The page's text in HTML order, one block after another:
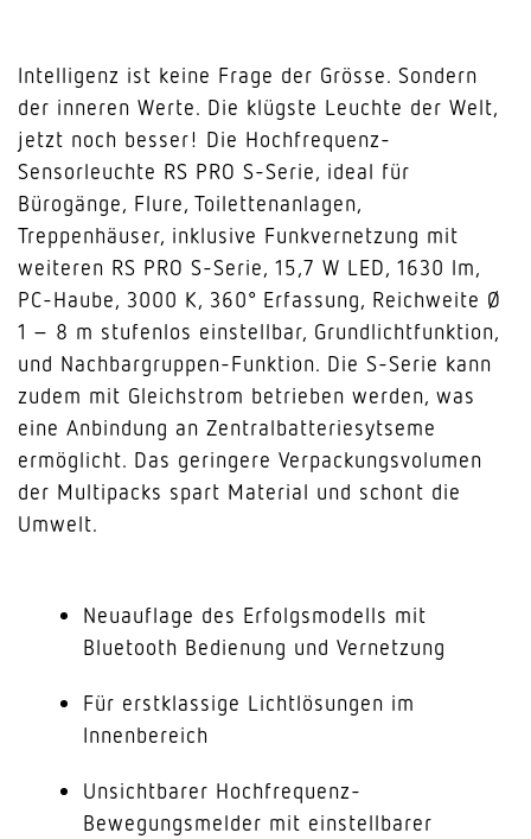
Intelligenz ist keine Frage der Grösse. Sondern
der inneren Werte. Die klügste Leuchte der Welt,
jetzt noch besser! Die Hochfrequenz-
Sensorleuchte RS PRO S-Serie, ideal für
Bürogänge, Flure, Toilettenanlagen,
Treppenhäuser, inklusive Funkvernetzung mit
weiteren RS PRO S-Serie, 15,7 W LED, 1630 lm,
PC-Haube, 3000 K, 360° Erfassung, Reichweite Ø
1 – 8 m stufenlos einstellbar, Grundlichtfunktion,
und Nachbargruppen-Funktion. Die S-Serie kann
zudem mit Gleichstrom betrieben werden, was
eine Anbindung an Zentralbatteriesytseme
ermöglicht. Das geringere Verpackungsvolumen
der Multipacks spart Material und schont die
Umwelt.
Neuauflage des Erfolgsmodells mit
Bluetooth Bedienung und Vernetzung
Für erstklassige Lichtlösungen im
Innenbereich
Unsichtbarer Hochfrequenz-
Bewegungsmelder mit einstellbarer